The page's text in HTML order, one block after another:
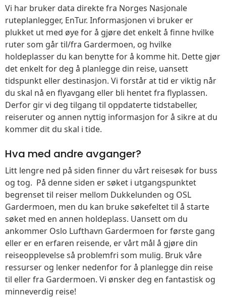
Vi har bruker data direkte fra Norges Nasjonale
ruteplanlegger, EnTur. Informasjonen vi bruker er
plukket ut med øye for å gjøre det enkelt å finne hvilke
ruter som går til/fra Gardermoen, og hvilke
holdeplasser du kan benytte for å komme hit. Dette gjør
det enkelt for deg å planlegge din reise, uansett
tidspunkt eller destinasjon. Vi forstår at tid er viktig når
du skal nå en flyavgang eller bli hentet fra flyplassen.
Derfor gir vi deg tilgang til oppdaterte tidstabeller,
reiseruter og annen nyttig informasjon for å sikre at du
kommer dit du skal i tide.
Hva med andre avganger?
Litt lengre ned på siden finner du vårt reisesøk for buss
og tog. På denne siden er søket i utgangspunktet
begrenset til reiser mellom Dukkelunden og OSL
Gardermoen, men du kan bruke søkefeltet til å starte
søket med en annen holdeplass. Uansett om du
ankommer Oslo Lufthavn Gardermoen for første gang
eller er en erfaren reisende, er vårt mål å gjøre din
reiseopplevelse så problemfri som mulig. Bruk våre
ressurser og lenker nedenfor for å planlegge din reise
til eller fra Gardermoen. Vi ønsker deg en fantastisk og
minneverdig reise!